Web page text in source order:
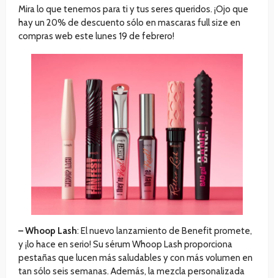
Mira lo que tenemos para ti y tus seres queridos. ¡Ojo que
hay un 20% de descuento sólo en mascaras full size en
compras web este lunes 19 de febrero!
– Whoop Lash: El nuevo lanzamiento de Benefit promete,
y ¡lo hace en serio! Su sérum Whoop Lash proporciona
pestañas que lucen más saludables y con más volumen en
tan sólo seis semanas. Además, la mezcla personalizada